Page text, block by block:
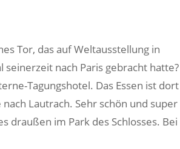
Tor, das auf Weltausstellung in
nach Paris gebracht hatte?
Tagungshotel. Das Essen ist dort
Lautrach. Sehr schön und super
draußen im Park des Schlosses. Bei